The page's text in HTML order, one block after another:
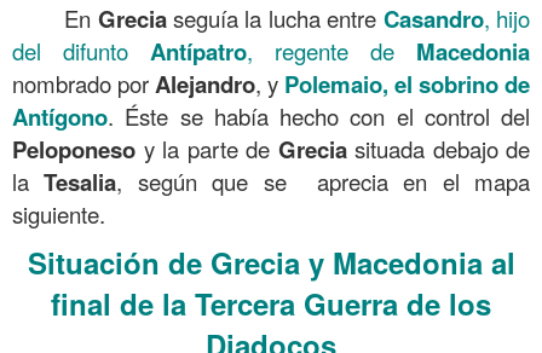
En Greciaseguía la lucha entre Casandro, hijo
del difunto Antípatro, regente de Macedonia
nombrado porAlejandro, y Polemaio, el sobrino de
Antígono. Éste se había hecho con el control del
Peloponeso y la parte de Greciasituada debajo de
laTesalia, según que se aprecia en el mapa
siguiente.
Situación de Grecia y Macedonia al
final de la Tercera Guerra de los
Diadocos